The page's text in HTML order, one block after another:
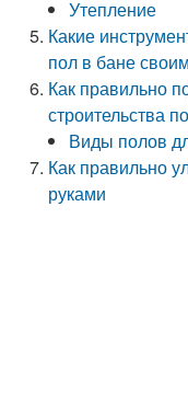
Утепление
Какие
пол в бане
Как правильно
строительства
Виды полов
Как правильно
руками